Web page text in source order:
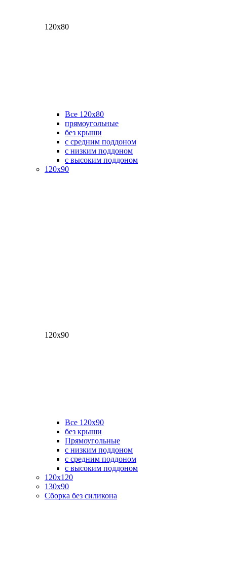
120х80
Все 120х80
прямоугольные
без крыши
с средним поддоном
с низким поддоном
с высоким поддоном
120х90
120х90
Все 120х90
без крыши
Прямоугольные
с низким поддоном
с средним поддоном
с высоким поддоном
120х120
130х90
Сборка без силикона